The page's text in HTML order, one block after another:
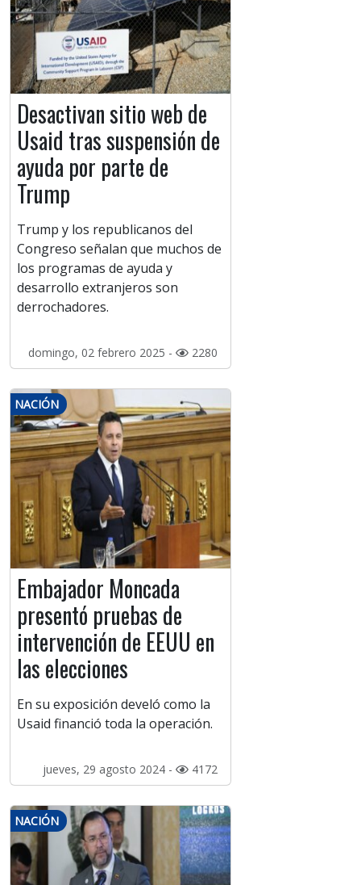
Desactivan sitio web de
Usaid tras suspensión de
ayuda por parte de
Trump
Trump y los republicanos del
Congreso señalan que muchos de
los programas de ayuda y
desarrollo extranjeros son
derrochadores.
domingo, 02 febrero 2025 - 2280
NACIÓN
Embajador Moncada
presentó pruebas de
intervención de EEUU en
las elecciones
En su exposición develó como la
Usaid financió toda la operación.
jueves, 29 agosto 2024 - 4172
NACIÓN